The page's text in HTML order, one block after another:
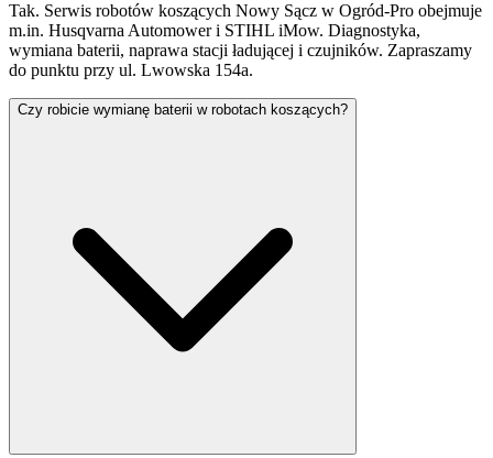
Tak. Serwis robotów koszących Nowy Sącz w Ogród-Pro obejmuje
m.in. Husqvarna Automower i STIHL iMow. Diagnostyka,
wymiana baterii, naprawa stacji ładującej i czujników. Zapraszamy
do punktu przy ul. Lwowska 154a.
Czy robicie wymianę baterii w robotach koszących?